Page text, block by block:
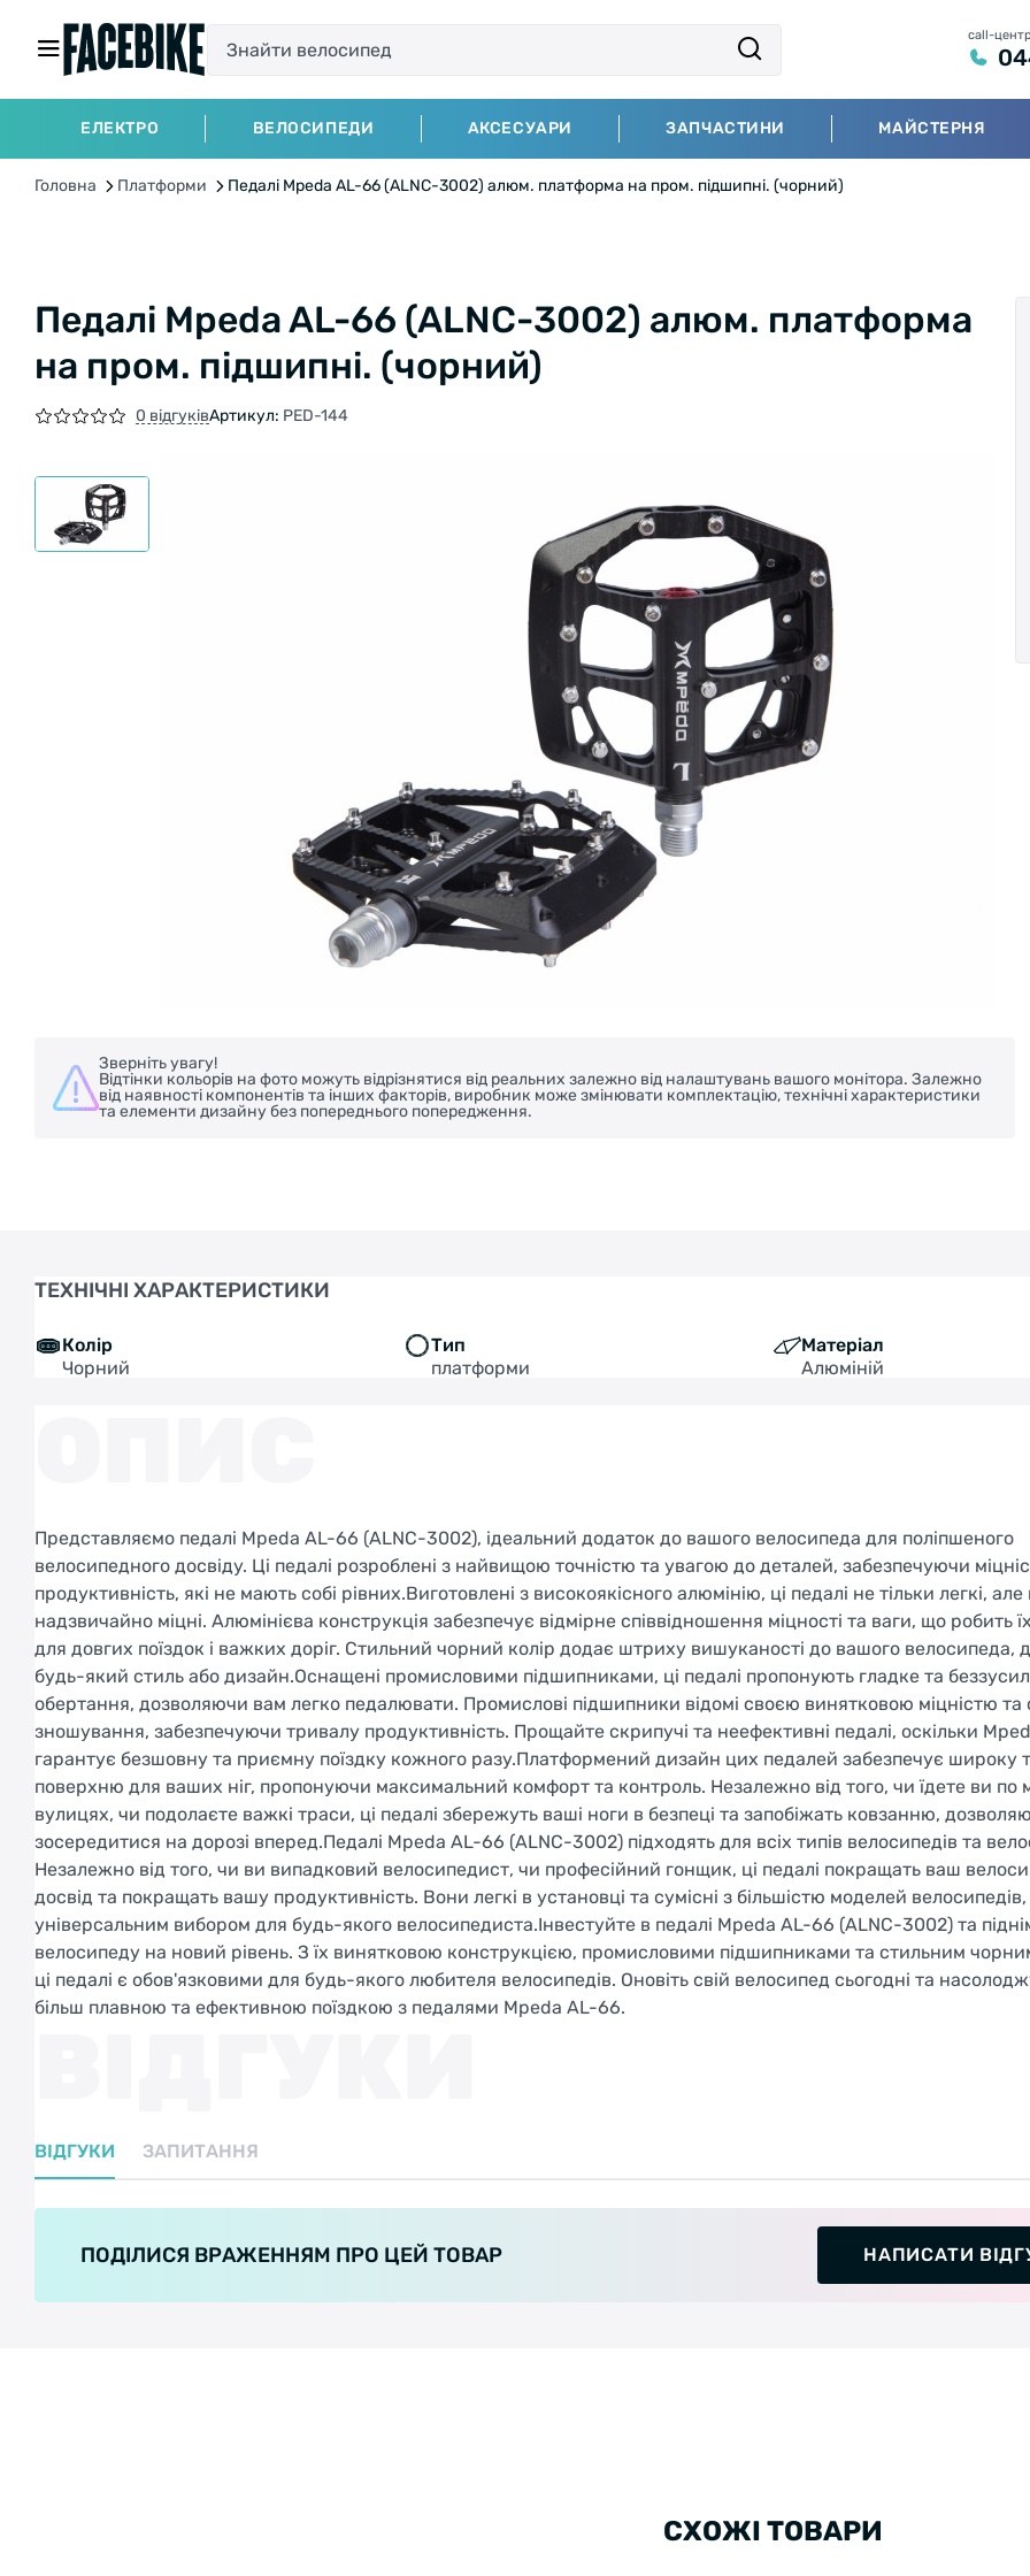
call-
ЕЛЕКТРО ВЕЛОСИПЕДИ АКСЕСУАРИ ЗАПЧАСТИНИ МАЙСТЕРНЯ
Головна Платформи Педалі Mpeda AL-66 (ALNC-3002) алюм. платформа на пром. підшипні. (чорний)
Педалі Mpeda AL-66 (ALNC-3002) алюм. платформа
на пром. підшипні. (чорний)
0 відгуківАртикул: PED-144
Зверніть увагу!
Відтінки кольорів на фото можуть відрізнятися від реальних залежно від налаштувань вашого монітора. Залежно
від наявності компонентів та інших факторів, виробник може змінювати комплектацію, технічні характеристики
та елементи дизайну без попереднього попередження.
ТЕХНІЧНІ ХАРАКТЕРИСТИКИ
Колір
Чорний
Тип
платформи
Матеріал
Алюміній
Представляємо педалі Mpeda AL-66 (ALNC-3002), ідеальний додаток до вашого велосипеда для поліпшеного
велосипедного досвіду. Ці педалі розроблені з найвищою точністю та увагою до деталей, забезпечуючи
продуктивність, які не мають собі рівних.Виготовлені з високоякісного алюмінію, ці педалі не тільки легкі, але
надзвичайно міцні. Алюмінієва конструкція забезпечує відмірне співвідношення міцності та ваги, що робить
для довгих поїздок і важких доріг. Стильний чорний колір додає штриху вишуканості до вашого
будь-який стиль або дизайн.Оснащені промисловими підшипниками, ці педалі пропонують гладке та
обертання, дозволяючи вам легко педалювати. Промислові підшипники відомі своєю винятковою міцністю та
зношування, забезпечуючи тривалу продуктивність. Прощайте скрипучі та неефективні педалі, оскільки
гарантує безшовну та приємну поїздку кожного разу.Платформений дизайн цих педалей забезпечує широку
поверхню для ваших ніг, пропонуючи максимальний комфорт та контроль. Незалежно від того, чи їдете ви по
вулицях, чи подолаєте важкі траси, ці педалі збережуть ваші ноги в безпеці та запобіжать ковзанню,
зосередитися на дорозі вперед.Педалі Mpeda AL-66 (ALNC-3002) підходять для всіх типів велосипедів та
Незалежно від того, чи ви випадковий велосипедист, чи професійний гонщик, ці педалі покращать ваш
досвід та покращать вашу продуктивність. Вони легкі в установці та сумісні з більшістю моделей
універсальним вибором для будь-якого велосипедиста.Інвестуйте в педалі Mpeda AL-66 (ALNC-3002) та
велосипеду на новий рівень. З їх винятковою конструкцією, промисловими підшипниками та стильним
ці педалі є обов'язковими для будь-якого любителя велосипедів. Оновіть свій велосипед сьогодні та
більш плавною та ефективною поїздкою з педалями Mpeda AL-66.
ВІДГУКИ ЗАПИТАННЯ
ПОДІЛИСЯ ВРАЖЕННЯМ ПРО ЦЕЙ ТОВАР НАПИСАТИ
СХОЖІ ТОВАРИ